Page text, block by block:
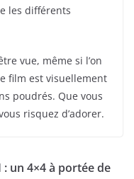
les différents
vue, même si l’on
film est visuellement
poudrés. Que vous
risquez d’adorer.
un 4×4 à portée de